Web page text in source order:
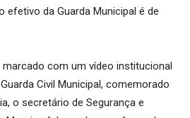
efetivo da Guarda Municipal é de
com um vídeo institucional
Civil Municipal, comemorado
o secretário de Segurança e